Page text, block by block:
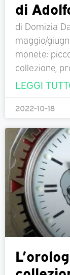
di
di Domizia
maggio/
monete:
collezione,
LEGGI
2022-10-18